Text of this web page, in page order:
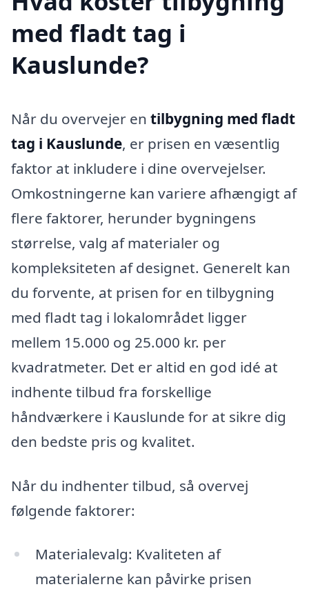
med fladt tag i
Kauslunde?
Når du overvejer en tilbygning med fladt
tag i Kauslunde, er prisen en væsentlig
faktor at inkludere i dine overvejelser.
Omkostningerne kan variere afhængigt af
flere faktorer, herunder bygningens
størrelse, valg af materialer og
kompleksiteten af designet. Generelt kan
du forvente, at prisen for en tilbygning
med fladt tag i lokalområdet ligger
mellem 15.000 og 25.000 kr. per
kvadratmeter. Det er altid en god idé at
indhente tilbud fra forskellige
håndværkere i Kauslunde for at sikre dig
den bedste pris og kvalitet.
Når du indhenter tilbud, så overvej
følgende faktorer:
Materialevalg: Kvaliteten af
materialerne kan påvirke prisen